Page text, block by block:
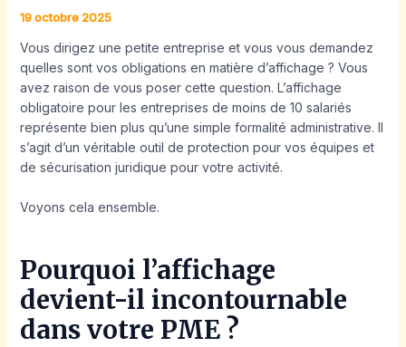
19 octobre 2025
Vous dirigez une petite entreprise et vous vous demandez
quelles sont vos obligations en matière d’affichage ? Vous
avez raison de vous poser cette question. L’affichage
obligatoire pour les entreprises de moins de 10 salariés
représente bien plus qu’une simple formalité administrative. Il
s’agit d’un véritable outil de protection pour vos équipes et
de sécurisation juridique pour votre activité.
Voyons cela ensemble.
Pourquoi l’affichage
devient-il incontournable
dans votre PME ?